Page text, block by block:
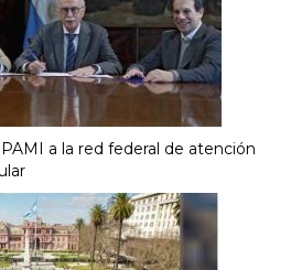
a la red federal de atención